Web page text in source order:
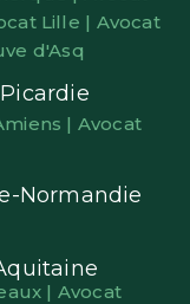
Lille | Avocat
d'Asq
| Avocat
Normandie
| Avocat